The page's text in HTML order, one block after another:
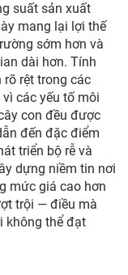
suất sản xuất
mang lại lợi thế
sớm hơn và
dài hơn. Tính
rệt trong các
các yếu tố môi
con đều được
đến đặc điểm
triển bộ rễ và
dựng niềm tin nơi
mức giá cao hơn
trội — điều mà
không thể đạt